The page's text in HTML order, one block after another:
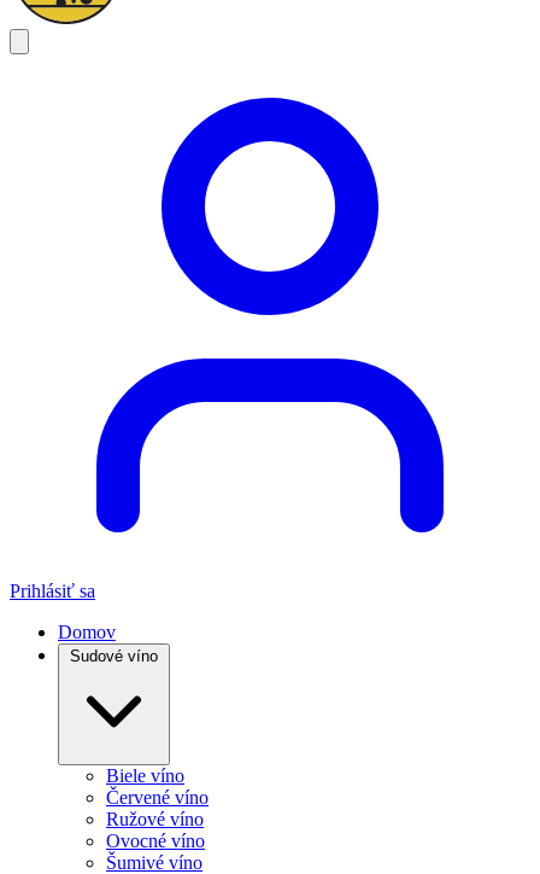
Prihlásiť sa
Domov
Sudové víno
Biele víno
Červené víno
Ružové víno
Ovocné víno
Šumivé víno